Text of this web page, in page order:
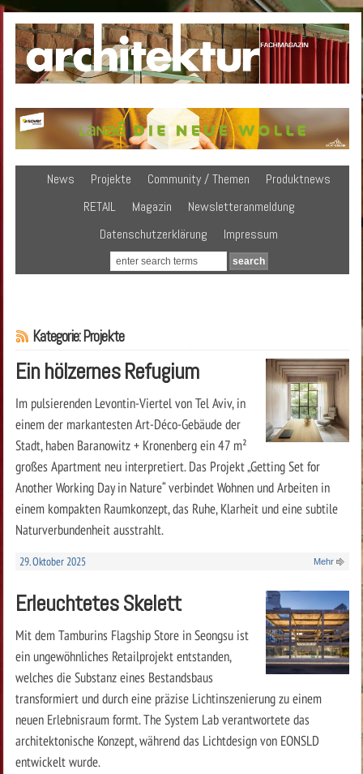
News Projekte Community / Themen
Produktnews
RETAIL
Magazin
Newsletteranmeldung
Datenschutzerklärung
Impressum
Kategorie: Projekte
Ein hölzernes Refugium
Im pulsierenden Levontin-Viertel von Tel Aviv, in
einem der markantesten Art-Déco-Gebäude der
Stadt, haben Baranowitz + Kronenberg ein 47 m²
großes Apartment neu interpretiert. Das Projekt „Getting Set for
Another Working Day in Nature“ verbindet Wohnen und Arbeiten in
einem kompakten Raumkonzept, das Ruhe, Klarheit und eine subtile
Naturverbundenheit ausstrahlt.
29. Oktober 2025 Mehr
Erleuchtetes Skelett
Mit dem Tamburins Flagship Store in Seongsu ist
ein ungewöhnliches Retailprojekt entstanden,
welches die Substanz eines Bestandsbaus
transformiert und durch eine präzise Lichtinszenierung zu einem
neuen Erlebnisraum formt. The System Lab verantwortete das
architektonische Konzept, während das Lichtdesign von EONSLD
entwickelt wurde.